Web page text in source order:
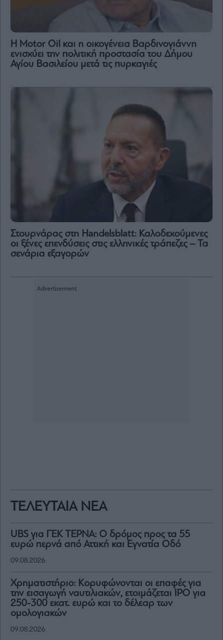
ΤΕΛΕΥΤΑΙΑ ΝΕΑ
UBS για ΓΕΚ ΤΕΡΝΑ: Ο δρόμος προς τα 55
ευρώ περνά από Αττική και Εγνατία Οδό
09.08.2026
Χρηματιστήριο: Κορυφώνονται οι επαφές για
την εισαγωγή ναυτιλιακών, ετοιμάζεται IPO για
250-300 εκατ. ευρώ και το δέλεαρ των
ομολογιακών
09.08.2026
Η Motor Oil και η οικογένεια Βαρδινογιάννη
ενισχύει την πολιτική προστασία του Δήμου
Αγίου Βασιλείου μετά τις πυρκαγιές
Στουρνάρας στη Handelsblatt: Καλοδεχούμενες
οι ξένες επενδύσεις στις ελληνικές τράπεζες – Τα
σενάρια εξαγορών